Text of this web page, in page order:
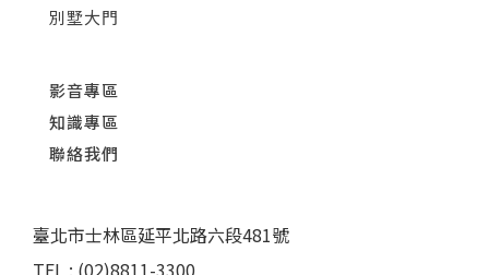
別墅大門
影音專區
知識專區
聯絡我們
臺北市士林區延平北路六段481號
TEL : (02)8811-3300